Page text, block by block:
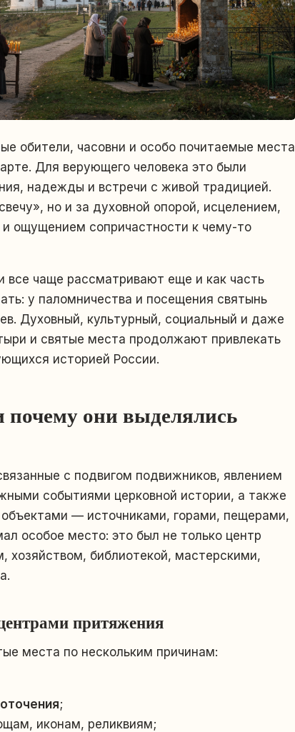
обители, часовни и особо почитаемые места
Для верующего человека это были
надежды и встречи с живой традицией.
но и за духовной опорой, исцелением,
ощущением сопричастности к чему-то
все чаще рассматривают еще и как часть
у паломничества и посещения святынь
Духовный, культурный, социальный и даже
и святые места продолжают привлекать
историей России.
почему они выделялись
с подвигом подвижников, явлением
событиями церковной истории, а также
— источниками, горами, пещерами,
особое место: это был не только центр
библиотекой, мастерскими,
притяжения
места по нескольким причинам:
;
иконам, реликвиям;